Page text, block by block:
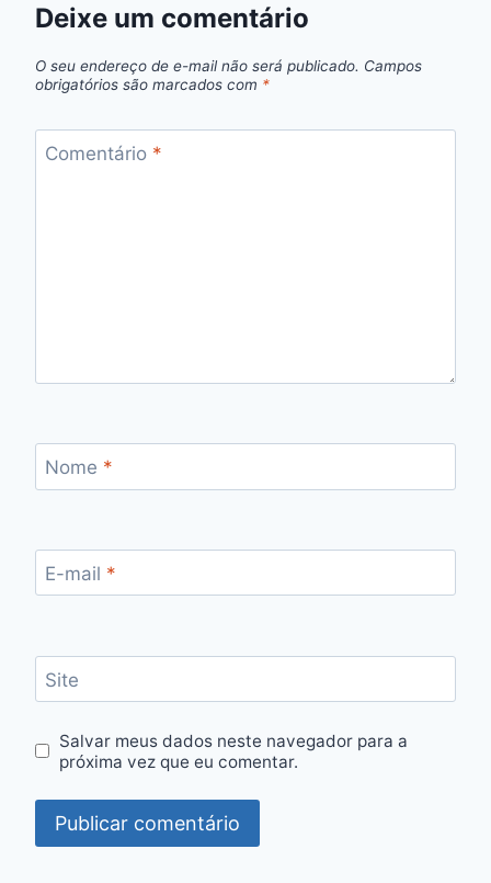
Deixe um comentário
O seu endereço de e-mail não será publicado. Campos
obrigatórios são marcados com *
Comentário *
Nome *
E-mail *
Site
Salvar meus dados neste navegador para a
próxima vez que eu comentar.